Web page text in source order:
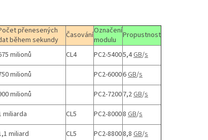
přenesených
během sekundy
ČasováníOznačení
modulu
Propustnost
milionů CL4 PC2-54005,4GB/s
milionů PC2-60006GB/s
milionů PC2-72007,2GB/s
miliarda CL5 PC2-80008 GB/s
miliard CL5 PC2-88008,8 GB/s